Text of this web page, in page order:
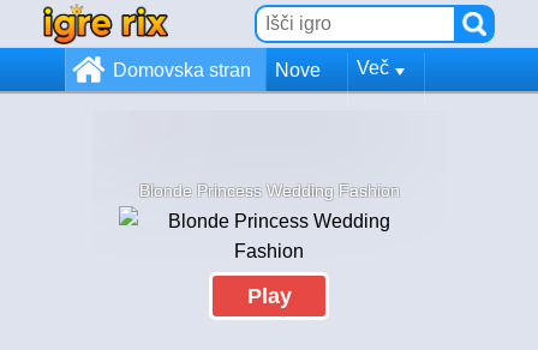
Domovska stran Nove Več
Blonde Princess Wedding Fashion
Play